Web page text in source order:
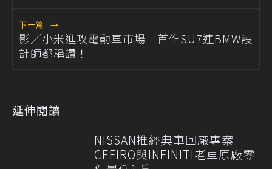
下一篇 →
影／小米進攻電動車市場 首作SU7連BMW設
計師都稱讚！
延伸閱讀
NISSAN推經典車回廠專案
CEFIRO與INFINITI老車原廠零